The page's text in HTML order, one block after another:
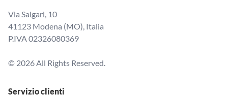
Via Salgari, 10
41123 Modena (MO), Italia
P.IVA 02326080369
© 2026 All Rights Reserved.
Servizio clienti